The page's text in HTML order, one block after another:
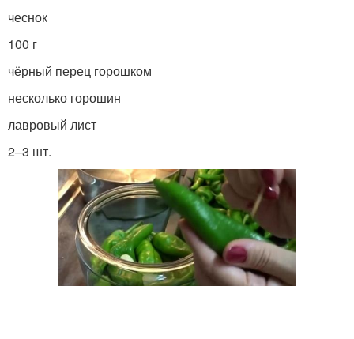
чеснок
100 г
чёрный перец горошком
несколько горошин
лавровый лист
2–3 шт.